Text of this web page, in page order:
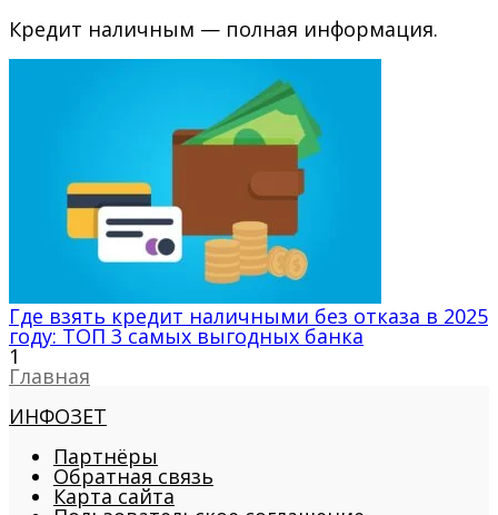
Кредит наличным — полная информация.
Где взять кредит наличными без отказа в 2025
году: ТОП 3 самых выгодных банка
1
Главная
ИНФОЗЕТ
Партнёры
Обратная связь
Карта сайта